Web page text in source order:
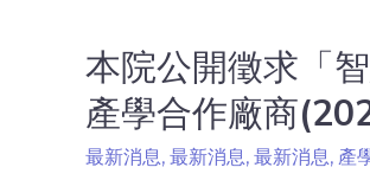
本院公開徵求「
產學合作廠商
最新消息, 最新消息, 最新消息, 產